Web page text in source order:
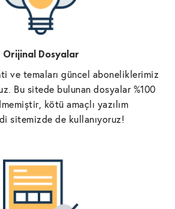
Orijinal Dosyalar
ve temaları güncel aboneliklerimiz
Bu sitede bulunan dosyalar %100
kötü amaçlı yazılım
sitemizde de kullanıyoruz!